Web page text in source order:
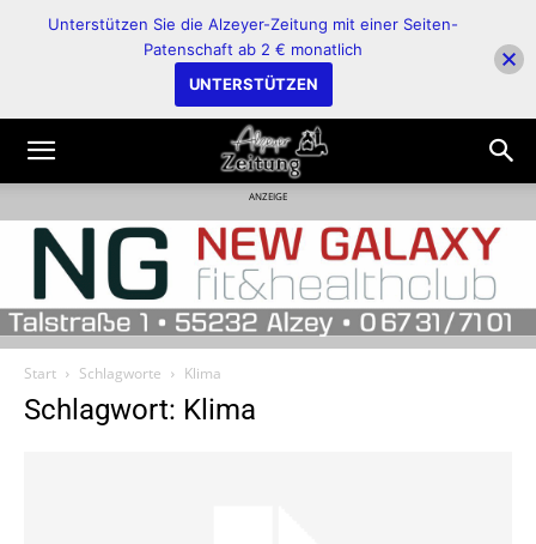
ANZEIGE
Start Schlagworte Klima
Schlagwort: Klima
Unterstützen Sie die Alzeyer-Zeitung mit einer Seiten-
Patenschaft ab 2 € monatlich
UNTERSTÜTZEN